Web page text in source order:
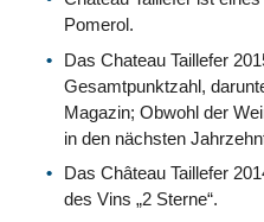
Pomerol.
Das Chateau Taillefer
Gesamtpunktzahl,
Magazin; Obwohl der
in den nächsten
Das Château Taillefer
des Vins „2 Sterne“.